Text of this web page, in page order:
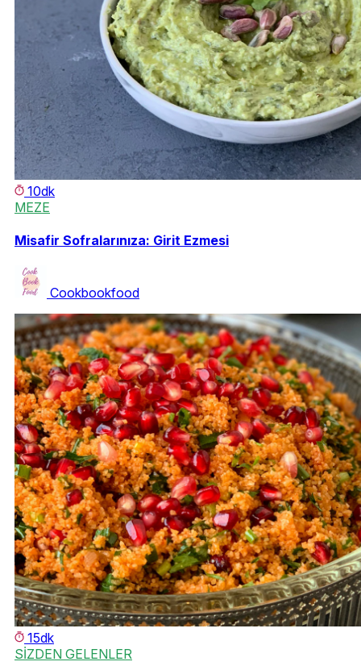
10dk
MEZE
Misafir Sofralarınıza: Girit Ezmesi
Cookbookfood
15dk
SİZDEN GELENLER